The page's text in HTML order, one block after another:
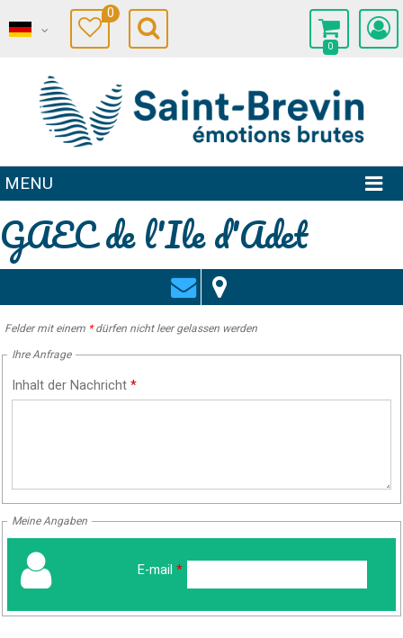
0
0
MENU
GAEC de l'Ile d'Adet
Felder mit einem *dürfen nicht leer gelassen werden
Ihre Anfrage
Inhalt der Nachricht*
Meine Angaben
E-mail *